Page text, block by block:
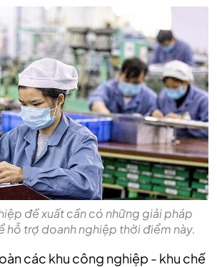
đề xuất cần có những giải pháp
hỗ trợ doanh nghiệp thời điểm này.
các khu công nghiệp - khu chế